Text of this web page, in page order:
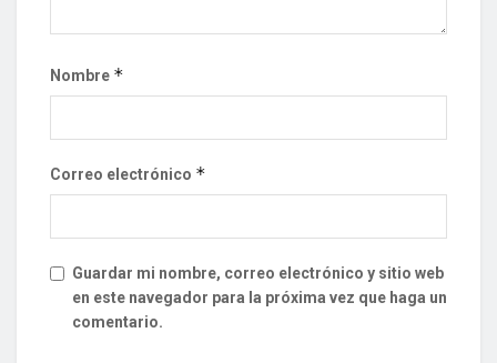
Nombre *
Correo electrónico *
Guardar mi nombre, correo electrónico y sitio web
en este navegador para la próxima vez que haga un
comentario.